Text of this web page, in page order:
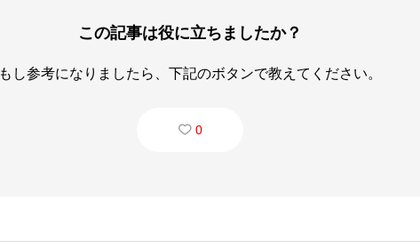
この記事は役に立ちましたか？
もし参考になりましたら、下記のボタンで教えてください。
0